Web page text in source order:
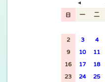
◄
日 一 二
2 3 4
9 10 11
16 17 18
23 24 25